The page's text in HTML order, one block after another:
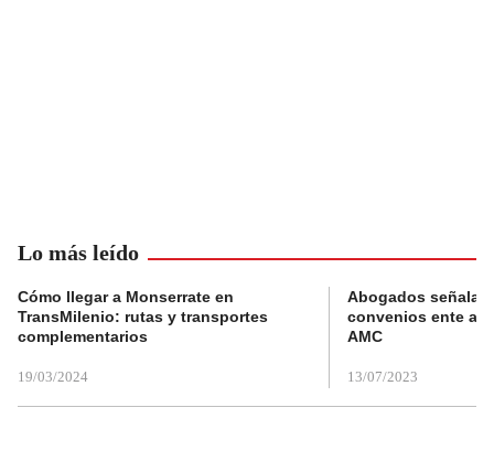
Lo más leído
Cómo llegar a Monserrate en
TransMilenio: rutas y transportes
complementarios
19/03/2024
Abogados
convenios ente
AMC
13/07/2023